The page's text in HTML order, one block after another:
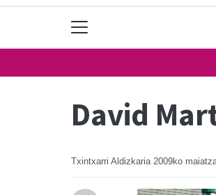
David
Txintxarri Aldizkaria 2009ko